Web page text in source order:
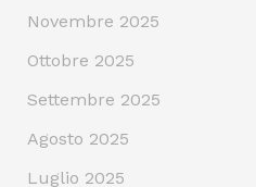
Novembre 2025
Ottobre 2025
Settembre 2025
Agosto 2025
Luglio 2025